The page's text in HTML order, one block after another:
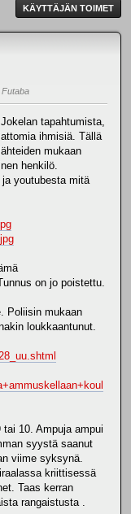
KÄYTTÄJÄN TOIMET
Futaba
tapahtumista,
ihmisiä. Tällä
mukaan
henkilö.
youtubesta mitä
on jo poistettu.
Poliisin mukaan
loukkaantunut.
10. Ampuja ampui
syystä saanut
viime syksynä.
kriittisessä
Taas kerran
rangaistusta .